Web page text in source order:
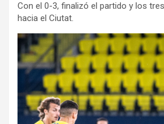
Con el 0-3, finalizó el partido y los
hacia el Ciutat.